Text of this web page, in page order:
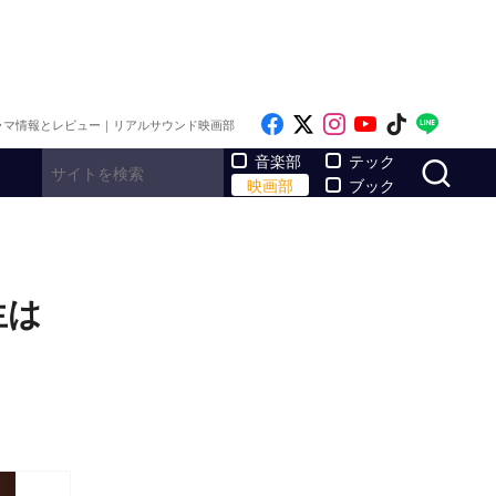
情報とレビュー｜リアルサウンド映画部 Like on Facebook
Follow on x
Follow on
Follow on
Follow
音楽部
映画部
テック
ブック